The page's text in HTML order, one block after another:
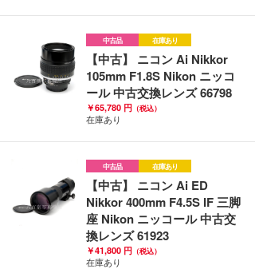
中古品 在庫あり
【中古】 ニコン Ai Nikkor
105mm F1.8S Nikon ニッコ
ール 中古交換レンズ 66798
￥65,780 円 （税込）
在庫あり
中古品 在庫あり
【中古】 ニコン Ai ED
Nikkor 400mm F4.5S IF 三脚
座 Nikon ニッコール 中古交
換レンズ 61923
￥41,800 円 （税込）
在庫あり